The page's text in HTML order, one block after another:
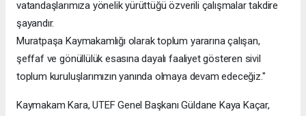
vatandaşlarımıza yönelik yürüttüğü özverili çalışmalar takdire
şayandır.
Muratpaşa Kaymakamlığı olarak toplum yararına çalışan,
şeffaf ve gönüllülük esasına dayalı faaliyet gösteren sivil
toplum kuruluşlarımızın yanında olmaya devam edeceğiz."
Kaymakam Kara, UTEF Genel Başkanı Güldane Kaya Kaçar,